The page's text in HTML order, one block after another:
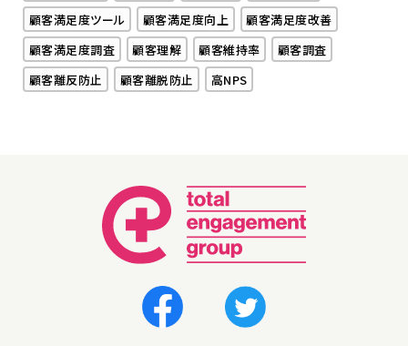
顧客満足度ツール
顧客満足度向上
顧客満足度改善
顧客満足度調査
顧客理解 顧客維持率
顧客調査
顧客離反防止
顧客離脱防止 高NPS